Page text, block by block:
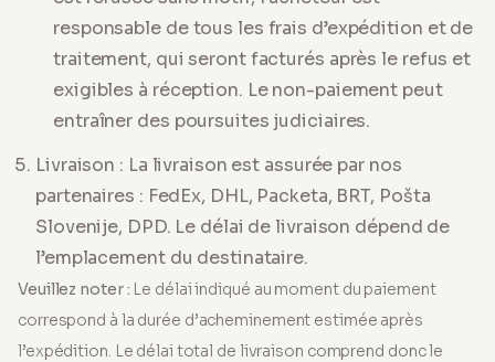
responsable de tous les frais d’expédition et de
traitement, qui seront facturés après le refus et
exigibles à réception. Le non-paiement peut
entraîner des poursuites judiciaires.
Livraison : La livraison est assurée par nos
partenaires : FedEx, DHL, Packeta, BRT, Pošta
Slovenije, DPD. Le délai de livraison dépend de
l’emplacement du destinataire.
Veuillez noter : Le délai indiqué au moment du paiement
correspond à la durée d’acheminement estimée après
l’expédition. Le délai total de livraison comprend donc le